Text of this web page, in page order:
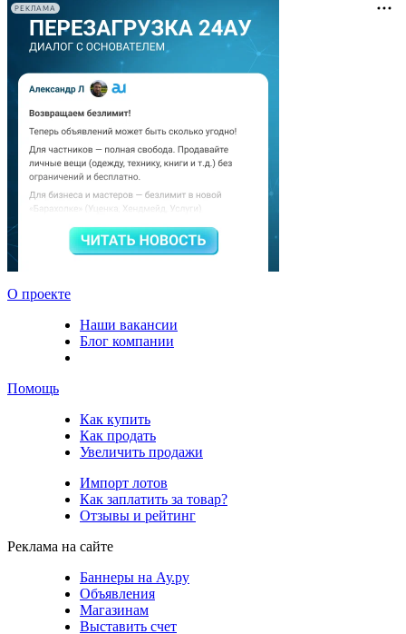
РЕКЛАМА
О проекте
Наши вакансии
Блог компании
Помощь
Как купить
Как продать
Увеличить продажи
Импорт лотов
Как заплатить за товар?
Отзывы и рейтинг
Реклама на сайте
Баннеры на Ау.ру
Объявления
Магазинам
Выставить счет